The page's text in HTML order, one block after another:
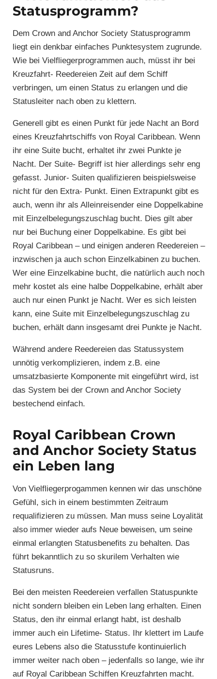
Statusprogramm?
Dem Crown and Anchor Society Statusprogramm
liegt ein denkbar einfaches Punktesystem zugrunde.
Wie bei Vielfliegerprogrammen auch, müsst ihr bei
Kreuzfahrt- Reedereien Zeit auf dem Schiff
verbringen, um einen Status zu erlangen und die
Statusleiter nach oben zu klettern.
Generell gibt es einen Punkt für jede Nacht an Bord
eines Kreuzfahrtschiffs von Royal Caribbean. Wenn
ihr eine Suite bucht, erhaltet ihr zwei Punkte je
Nacht. Der Suite- Begriff ist hier allerdings sehr eng
gefasst. Junior- Suiten qualifizieren beispielsweise
nicht für den Extra- Punkt. Einen Extrapunkt gibt es
auch, wenn ihr als Alleinreisender eine Doppelkabine
mit Einzelbelegungszuschlag bucht. Dies gilt aber
nur bei Buchung einer Doppelkabine. Es gibt bei
Royal Caribbean – und einigen anderen Reedereien –
inzwischen ja auch schon Einzelkabinen zu buchen.
Wer eine Einzelkabine bucht, die natürlich auch noch
mehr kostet als eine halbe Doppelkabine, erhält aber
auch nur einen Punkt je Nacht. Wer es sich leisten
kann, eine Suite mit Einzelbelegungszuschlag zu
buchen, erhält dann insgesamt drei Punkte je Nacht.
Während andere Reedereien das Statussystem
unnötig verkomplizieren, indem z.B. eine
umsatzbasierte Komponente mit eingeführt wird, ist
das System bei der Crown and Anchor Society
bestechend einfach.
Royal Caribbean Crown
and Anchor Society Status
ein Leben lang
Von Vielfliegerprogammen kennen wir das unschöne
Gefühl, sich in einem bestimmten Zeitraum
requalifizieren zu müssen. Man muss seine Loyalität
also immer wieder aufs Neue beweisen, um seine
einmal erlangten Statusbenefits zu behalten. Das
führt bekanntlich zu so skurilem Verhalten wie
Statusruns.
Bei den meisten Reedereien verfallen Statuspunkte
nicht sondern bleiben ein Leben lang erhalten. Einen
Status, den ihr einmal erlangt habt, ist deshalb
immer auch ein Lifetime- Status. Ihr klettert im Laufe
eures Lebens also die Statusstufe kontinuierlich
immer weiter nach oben – jedenfalls so lange, wie ihr
auf Royal Caribbean Schiffen Kreuzfahrten macht.